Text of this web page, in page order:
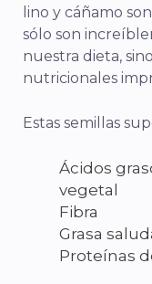
lino y cáñamo
sólo son
nuestra dieta,
nutricionales
Estas semillas
Ácidos
vegetal
Fibra
Grasa
Proteínas